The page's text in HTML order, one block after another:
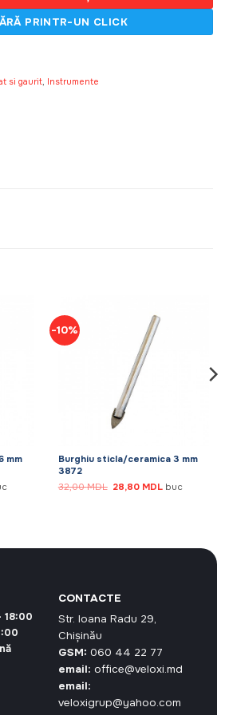
si gaurit, Instrumente
mm
-10%
Burghiu sticla/ceramica 3 mm
3872
32,00MDL Prețul
inițial
28,80 MDLPrețul
buc
CONTACTE
Str. Ioana Radu 29,
Chișinău
GSM: 060 44 22 77
email: office@veloxi.md
email:
veloxigrup@yahoo.com
18:00